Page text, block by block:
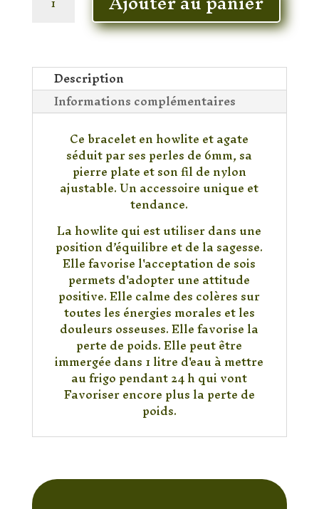
AgateDescription
Informations complémentaires
Ce bracelet en howlite et agate
séduit par ses perles de 6mm, sa
pierre plate et son fil de nylon
ajustable. Un accessoire unique et
tendance.
La howlite qui est utiliser dans une
position d’équilibre et de la sagesse.
Elle favorise l'acceptation de sois
permets d'adopter une attitude
positive. Elle calme des colères sur
toutes les énergies morales et les
douleurs osseuses. Elle favorise la
perte de poids. Elle peut être
immergée dans 1 litre d'eau à mettre
au frigo pendant 24 h qui vont
Favoriser encore plus la perte de
poids.